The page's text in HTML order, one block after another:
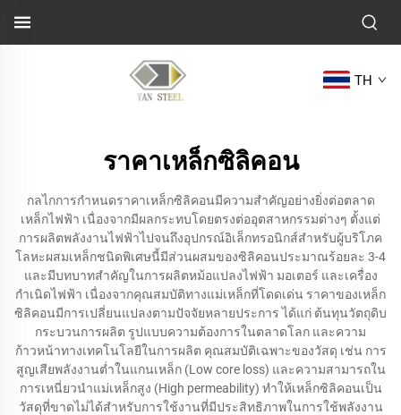
TH
ราคาเหล็กซิลิคอน
กลไกการกำหนดราคาเหล็กซิลิคอนมีความสำคัญอย่างยิ่งต่อตลาด
เหล็กไฟฟ้า เนื่องจากมีผลกระทบโดยตรงต่ออุตสาหกรรมต่างๆ ตั้งแต่
การผลิตพลังงานไฟฟ้าไปจนถึงอุปกรณ์อิเล็กทรอนิกส์สำหรับผู้บริโภค
โลหะผสมเหล็กชนิดพิเศษนี้มีส่วนผสมของซิลิคอนประมาณร้อยละ 3-4
และมีบทบาทสำคัญในการผลิตหม้อแปลงไฟฟ้า มอเตอร์ และเครื่อง
กำเนิดไฟฟ้า เนื่องจากคุณสมบัติทางแม่เหล็กที่โดดเด่น ราคาของเหล็ก
ซิลิคอนมีการเปลี่ยนแปลงตามปัจจัยหลายประการ ได้แก่ ต้นทุนวัตถุดิบ
กระบวนการผลิต รูปแบบความต้องการในตลาดโลก และความ
ก้าวหน้าทางเทคโนโลยีในการผลิต คุณสมบัติเฉพาะของวัสดุ เช่น การ
สูญเสียพลังงานต่ำในแกนเหล็ก (Low core loss) และความสามารถใน
การเหนี่ยวนำแม่เหล็กสูง (High permeability) ทำให้เหล็กซิลิคอนเป็น
วัสดุที่ขาดไม่ได้สำหรับการใช้งานที่มีประสิทธิภาพในการใช้พลังงาน